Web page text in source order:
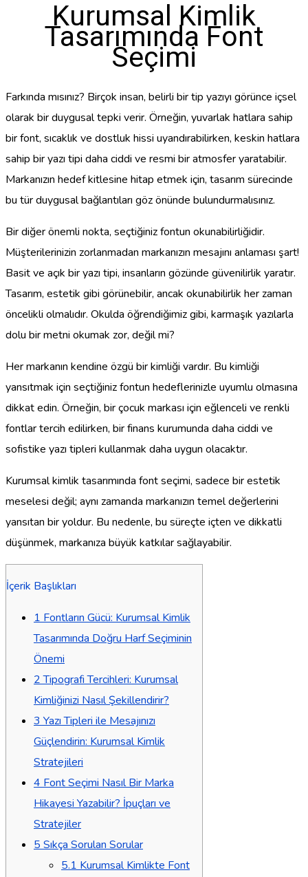
Kurumsal Kimlik
Tasarımında Font
Seçimi
Farkında mısınız? Birçok insan, belirli bir tip yazıyı görünce içsel
olarak bir duygusal tepki verir. Örneğin, yuvarlak hatlara sahip
bir font, sıcaklık ve dostluk hissi uyandırabilirken, keskin hatlara
sahip bir yazı tipi daha ciddi ve resmi bir atmosfer yaratabilir.
Markanızın hedef kitlesine hitap etmek için, tasarım sürecinde
bu tür duygusal bağlantıları göz önünde bulundurmalısınız.
Bir diğer önemli nokta, seçtiğiniz fontun okunabilirliğidir.
Müşterilerinizin zorlanmadan markanızın mesajını anlaması şart!
Basit ve açık bir yazı tipi, insanların gözünde güvenilirlik yaratır.
Tasarım, estetik gibi görünebilir, ancak okunabilirlik her zaman
öncelikli olmalıdır. Okulda öğrendiğimiz gibi, karmaşık yazılarla
dolu bir metni okumak zor, değil mi?
Her markanın kendine özgü bir kimliği vardır. Bu kimliği
yansıtmak için seçtiğiniz fontun hedeflerinizle uyumlu olmasına
dikkat edin. Örneğin, bir çocuk markası için eğlenceli ve renkli
fontlar tercih edilirken, bir finans kurumunda daha ciddi ve
sofistike yazı tipleri kullanmak daha uygun olacaktır.
Kurumsal kimlik tasarımında font seçimi, sadece bir estetik
meselesi değil; aynı zamanda markanızın temel değerlerini
yansıtan bir yoldur. Bu nedenle, bu süreçte içten ve dikkatli
düşünmek, markanıza büyük katkılar sağlayabilir.
İçerik Başlıkları
1 Fontların Gücü: Kurumsal Kimlik
Tasarımında Doğru Harf Seçiminin
Önemi
2Tipografi Tercihleri: Kurumsal
Kimliğinizi Nasıl Şekillendirir?
3 Yazı Tipleri ile Mesajınızı
Güçlendirin: Kurumsal Kimlik
Stratejileri
4 Font Seçimi Nasıl Bir Marka
Hikayesi Yazabilir? İpuçları ve
Stratejiler
5 Sıkça Sorulan Sorular
5.1 Kurumsal Kimlikte Font